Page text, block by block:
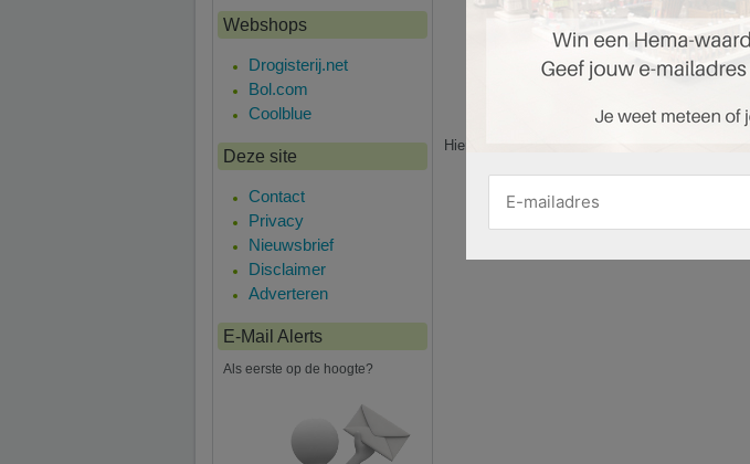
Hier is pagina 1 van 36 pagina's van de HEMA
Webshops
Drogisterij.net
Bol.com
Coolblue
Deze site
Contact
Privacy
Nieuwsbrief
Disclaimer
Adverteren
E-Mail Alerts
Als eerste op de hoogte?